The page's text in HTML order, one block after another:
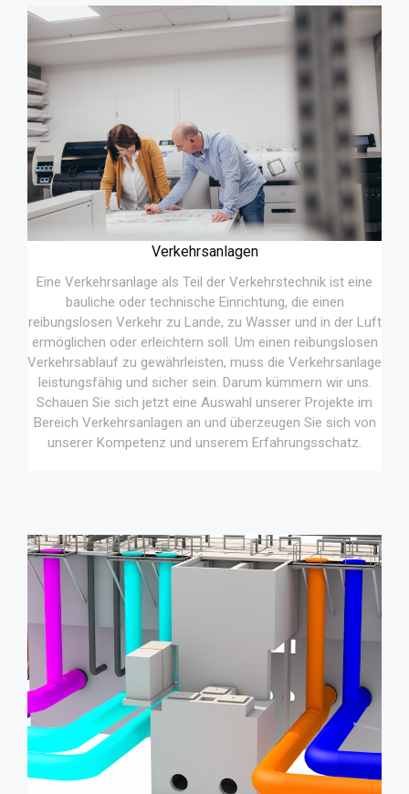
Verkehrsanlagen
Eine Verkehrsanlage als Teil der Verkehrstechnik ist eine
bauliche oder technische Einrichtung, die einen
reibungslosen Verkehr zu Lande, zu Wasser und in der Luft
ermöglichen oder erleichtern soll. Um einen reibungslosen
Verkehrsablauf zu gewährleisten, muss die Verkehrsanlage
leistungsfähig und sicher sein. Darum kümmern wir uns.
Schauen Sie sich jetzt eine Auswahl unserer Projekte im
Bereich Verkehrsanlagen an und überzeugen Sie sich von
unserer Kompetenz und unserem Erfahrungsschatz.